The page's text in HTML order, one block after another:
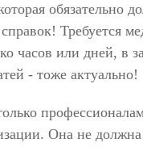
обязательно
Требуется
часов или дней, в
- тоже актуально!
Она не